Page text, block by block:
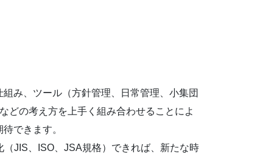
み、ツール（方針管理、日常管理、小集団
どの考え方を上手く組み合わせることによ
できます。
JIS、ISO、JSA規格）できれば、新たな時